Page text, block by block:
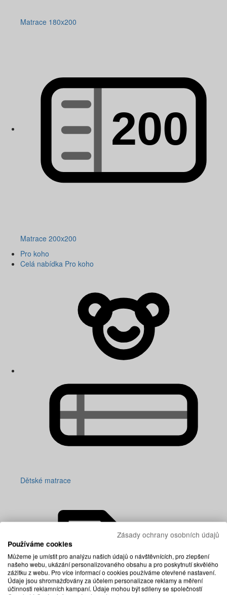
Matrace 180x200
Matrace 200x200
Pro koho
Celá nabídka Pro koho
Dětské matrace
Zásady ochrany osobních údajů
Používáme cookies
Můžeme je umístit pro analýzu našich údajů o návštěvnících, pro zlepšení
našeho webu, ukázání personalizovaného obsahu a pro poskytnutí skvělého
zážitku z webu. Pro více informací o cookies používáme otevřené nastavení.
Údaje jsou shromažďovány za účelem personalizace reklamy a měření
účinnosti reklamních kampaní. Údaje mohou být sdíleny se společností